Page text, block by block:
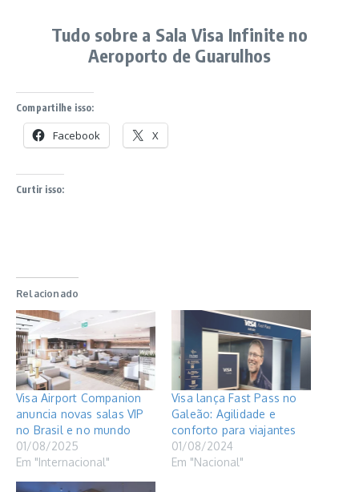
Tudo sobre a Sala Visa Infinite no
Aeroporto de Guarulhos
Compartilhe isso:
Facebook X
Curtir isso:
Relacionado
Visa Airport Companion
anuncia novas salas VIP
no Brasil e no mundo
01/08/2025
Em "Internacional"
Visa lança Fast Pass no
Galeão: Agilidade e
conforto para viajantes
01/08/2024
Em "Nacional"